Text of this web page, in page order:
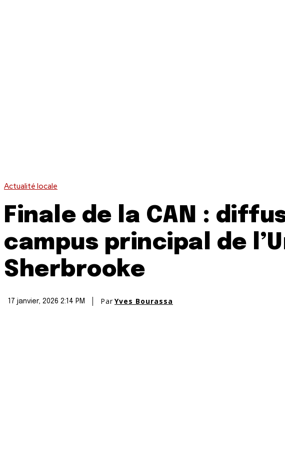
Actualité locale
Finale de la CAN :
campus principal de
Sherbrooke
17 janvier, 2026 2:14 PM ParYves Bourassa